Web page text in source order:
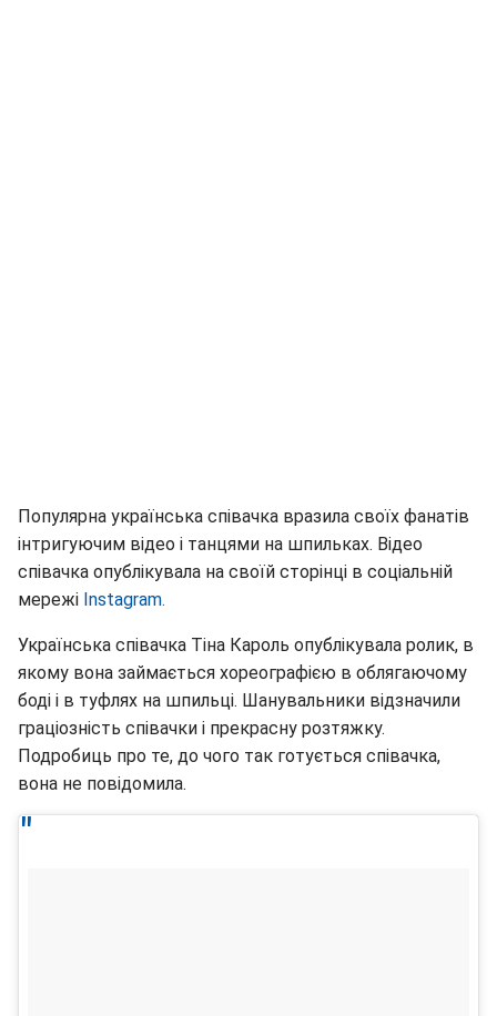
Популярна українська співачка вразила своїх фанатів
інтригуючим відео і танцями на шпильках. Відео
співачка опублікувала на своїй сторінці в соціальній
мережі Instagram.
Українська співачка Тіна Кароль опублікувала ролик, в
якому вона займається хореографією в облягаючому
боді і в туфлях на шпильці. Шанувальники відзначили
граціозність співачки і прекрасну розтяжку.
Подробиць про те, до чого так готується співачка,
вона не повідомила.